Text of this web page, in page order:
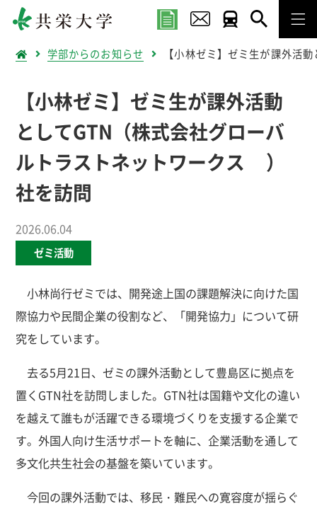
学部からのお知らせ 【小林ゼミ】ゼミ生が課外活
【小林ゼミ】ゼミ生が課外活動
としてGTN（株式会社グローバ
ルトラストネットワークス ）
社を訪問
2026.06.04
ゼミ活動
小林尚行ゼミでは、開発途上国の課題解決に向けた国
際協力や民間企業の役割など、「開発協力」について研
究をしています。
去る5月21日、ゼミの課外活動として豊島区に拠点を
置くGTN社を訪問しました。GTN社は国籍や文化の違い
を越えて誰もが活躍できる環境づくりを支援する企業で
す。外国人向け生活サポートを軸に、企業活動を通して
多文化共生社会の基盤を築いています。
今回の課外活動では、移民・難民への寛容度が揺らぐ